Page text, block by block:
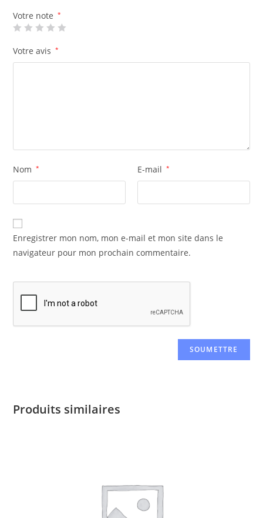
Votre note *
Votre avis *
Nom * E-mail *
Enregistrer mon nom, mon e-mail et mon site dans le
navigateur pour mon prochain commentaire.
Produits similaires